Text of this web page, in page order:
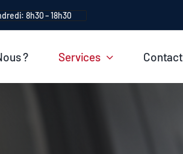
8h30 – 18h30
? Services Contact